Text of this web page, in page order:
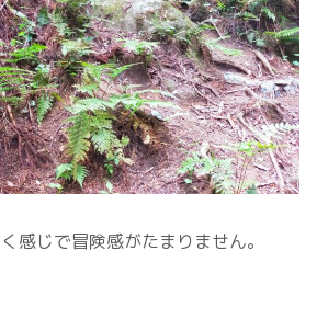
感じで冒険感がたまりません。